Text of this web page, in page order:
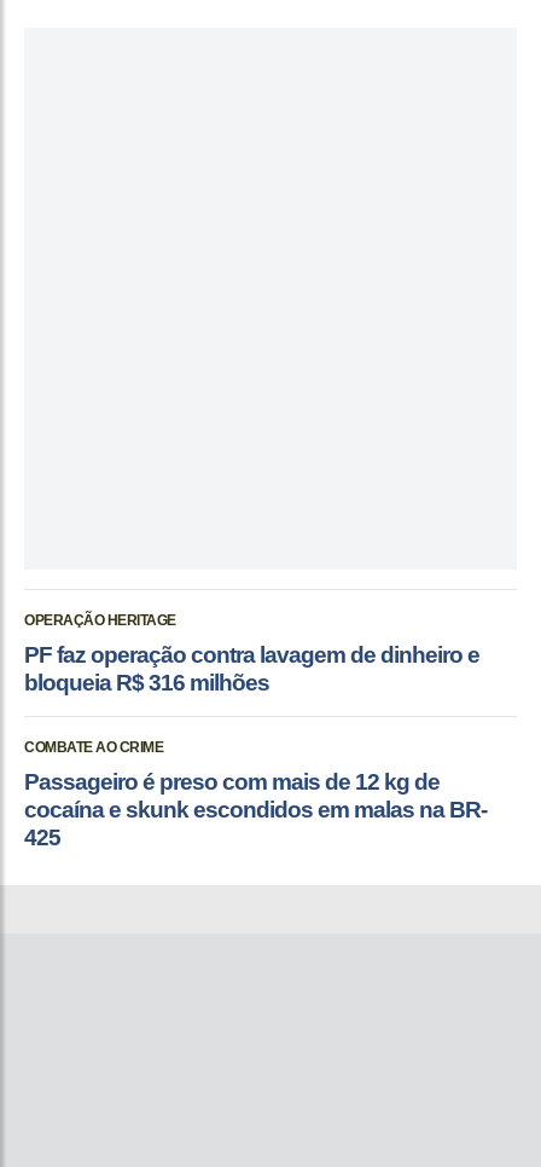
OPERAÇÃO HERITAGE
PF faz operação contra lavagem de dinheiro e
bloqueia R$ 316 milhões
COMBATE AO CRIME
Passageiro é preso com mais de 12 kg de
cocaína e skunk escondidos em malas na BR-
425